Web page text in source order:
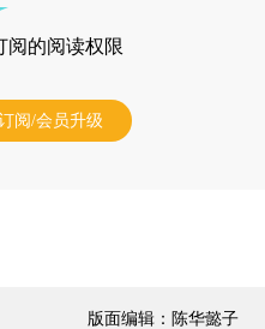
阅的阅读权限
阅/会员升级
版面编辑：陈华懿子